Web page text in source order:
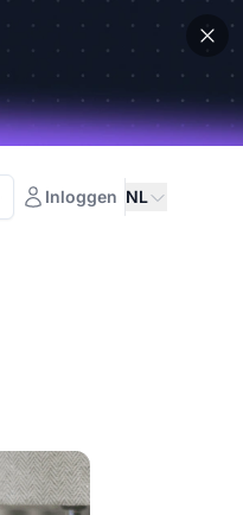
Inloggen NL